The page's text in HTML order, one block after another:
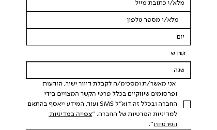
אני מאשר/ת ומסכימ/ה לקבלת דיוור ישיר, הודעות
החברה ובכלל זה דוא"ל SMS ועוד. המידע ייאסף בהתאם
למדיניות הפרטיות של החברה. "
צפייה במדיניות
הפרטיות".